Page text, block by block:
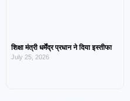
शिक्षा मंत्री धर्मेंद्र प्रधान ने दिया इस्तीफा
July 25, 2026